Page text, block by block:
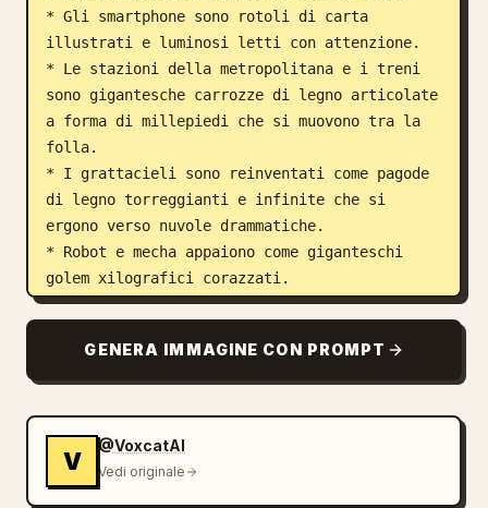
* Gli smartphone sono rotoli di carta
illustrati e luminosi letti con attenzione.
* Le stazioni della metropolitana e i treni
sono gigantesche carrozze di legno articolate
a forma di millepiedi che si muovono tra la
folla.
* I grattacieli sono reinventati come pagode
di legno torreggianti e infinite che si
ergono verso nuvole drammatiche.
* Robot e mecha appaiono come giganteschi
golem xilografici corazzati.
appiattita con contorni di inchiostro grandi,
audaci e intagliati a mano. Lo sfondo
stilizzati e nuvole drammatiche e vorticose,
con un lontano Monte Fuji visibile
all'orizzonte.
GENERA IMMAGINE CON PROMPT
V
@VoxcatAI
Vedi originale